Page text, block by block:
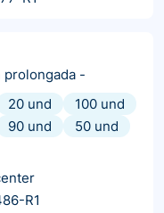
prolongada -
20 und
100 und
90 und
50 und
R1